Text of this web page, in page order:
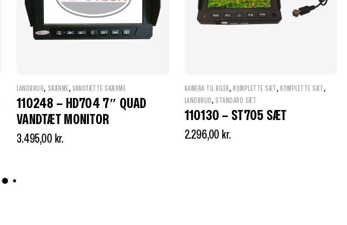
LANDBRUG, SKÆRME,VANDTÆTTE SKÆRME
110248 – HD704 7″ QUAD
VANDTÆT MONITOR
3.495,00 kr.
KAMERA TIL BILER ,KOMPLETTE SÆT ,KOMPLETTE SÆT ,
LANDBRUG , STANDARD SÆT
110130 – ST705 SÆT
2.296,00 kr.